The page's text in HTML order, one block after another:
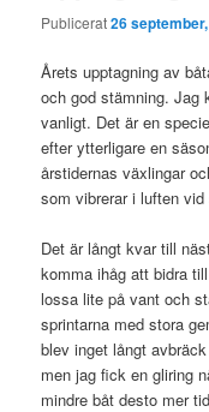
Publicerat26
Årets upptagning av
och god stämning. Jag
vanligt. Det är en
efter ytterligare en
årstidernas växlingar
som vibrerar i luften
Det är långt kvar till
komma ihåg att bidra
lossa lite på vant och
sprintarna med stora
blev inget långt
men jag fick en gliring
mindre båt desto mer